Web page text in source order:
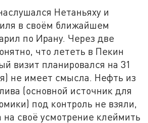
Нетаньяху и
в своём ближайшем
по Ирану. Через две
что лететь в Пекин
визит планировался на 31
не имеет смысла. Нефть из
(основной источник для
под контроль не взяли,
на своё усмотрение клеймить